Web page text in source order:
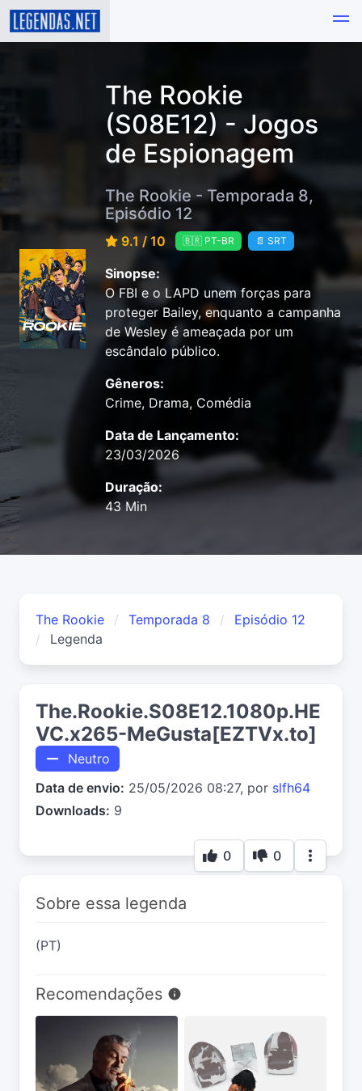
The Rookie
(S08E12) - Jogos
de Espionagem
The Rookie - Temporada 8,
Episódio 12
9.1 / 10 🇧🇷 PT-BR 📄 SRT
Sinopse:
O FBI e o LAPD unem forças para
proteger Bailey, enquanto a campanha
de Wesley é ameaçada por um
escândalo público.
Gêneros:
Crime, Drama, Comédia
Data de Lançamento:
23/03/2026
Duração:
43 Min
The Rookie Temporada 8
Episódio 12
Legenda
The.Rookie.S08E12.1080p.HE
VC.x265-MeGusta[EZTVx.to]
Neutro
Data de envio: 25/05/2026 08:27, por slfh64
Downloads: 9
0 0
Sobre essa legenda
(PT)
Recomendações